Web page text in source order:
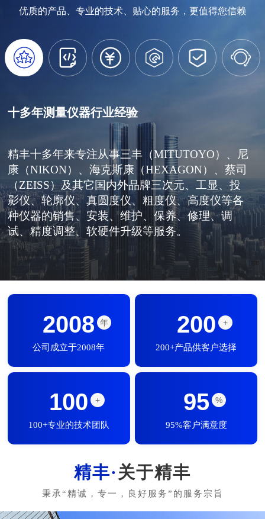
优质的产品、专业的技术、贴心的服务，更值得您信赖
     
十多年测量仪器行业经验
精丰十多年来专注从事三丰（MITUTOYO）、尼
康（NIKON）、海克斯康（HEXAGON）、蔡司
（ZEISS）及其它国内外品牌三次元、工显、投
影仪、轮廓仪、真圆度仪、粗度仪、高度仪等各
种仪器的销售、安装、维护、保养、修理、调
试、精度调整、软硬件升级等服务。
2008 年
公司成立于2008年
200 +
200+产品供客户选择
100 +
100+专业的技术团队
95 %
95%客户满意度
关于精丰